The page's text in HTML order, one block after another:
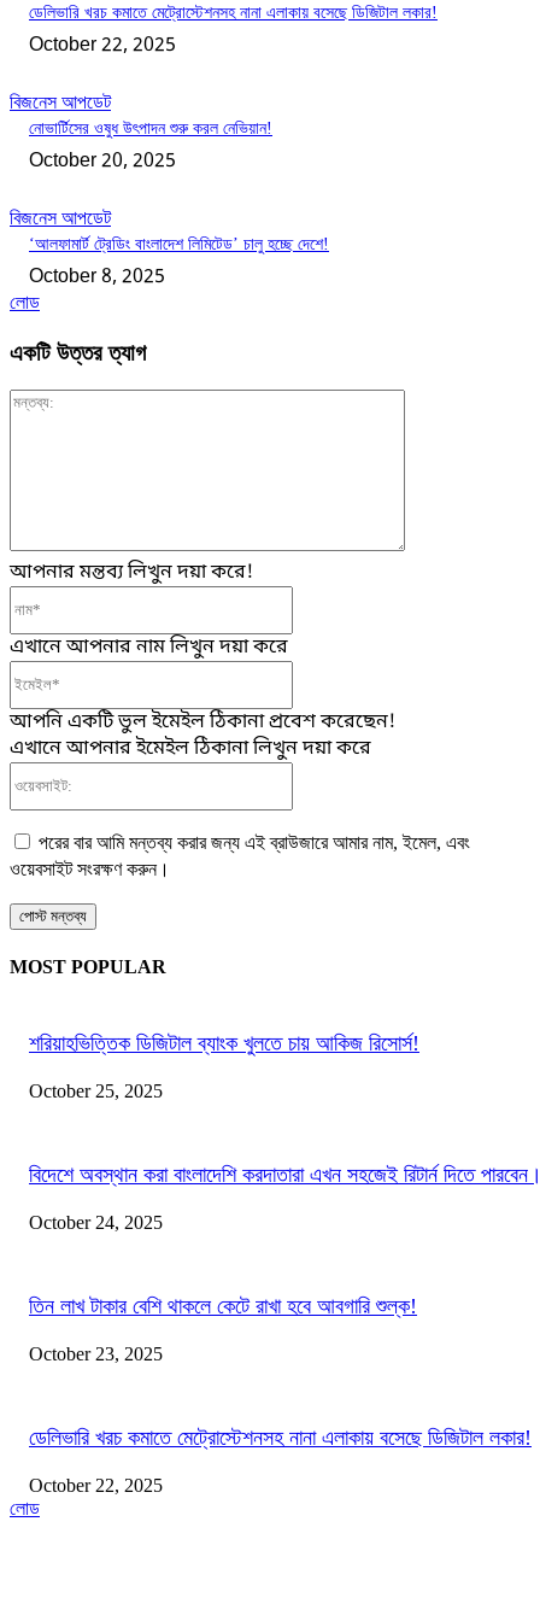
ডেলিভারি খরচ কমাতে মেট্রোস্টেশনসহ নানা এলাকায় বসেছে ডিজিটাল লকার!
October 22, 2025
বিজনেস আপডেট
নোভার্টিসের ওষুধ উৎপাদন শুরু করল নেভিয়ান!
October 20, 2025
বিজনেস আপডেট
‘আলফামার্ট ট্রেডিং বাংলাদেশ লিমিটেড’ চালু হচ্ছে দেশে!
October 8, 2025
লোড
একটি উত্তর ত্যাগ
আপনার মন্তব্য লিখুন দয়া করে!
এখানে আপনার নাম লিখুন দয়া করে
আপনি একটি ভুল ইমেইল ঠিকানা প্রবেশ করেছেন!
এখানে আপনার ইমেইল ঠিকানা লিখুন দয়া করে
পরের বার আমি মন্তব্য করার জন্য এই ব্রাউজারে আমার নাম, ইমেল, এবং
ওয়েবসাইট সংরক্ষণ করুন।
MOST POPULAR
শরিয়াহভিত্তিক ডিজিটাল ব্যাংক খুলতে চায় আকিজ রিসোর্স!
October 25, 2025
বিদেশে অবস্থান করা বাংলাদেশি করদাতারা এখন সহজেই রিটার্ন দিতে
October 24, 2025
তিন লাখ টাকার বেশি থাকলে কেটে রাখা হবে আবগারি শুল্ক!
October 23, 2025
ডেলিভারি খরচ কমাতে মেট্রোস্টেশনসহ নানা এলাকায় বসেছে ডিজিটাল লকার!
October 22, 2025
লোড